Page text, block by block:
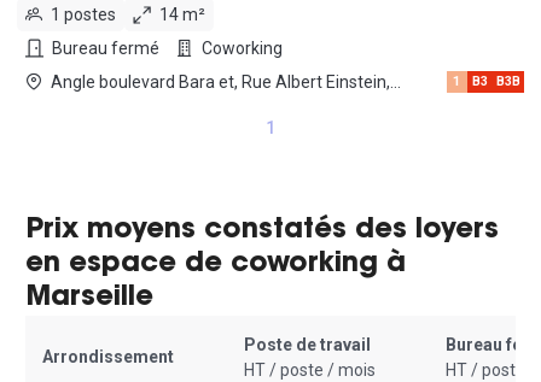
1 postes
14 m²
Bureau fermé
Coworking
Angle boulevard Bara et, Rue Albert Einstein,
1 B3 B3B
1
Prix moyens constatés des loyers
en espace de coworking à
Marseille
Arrondissement
Poste de travail
HT / poste / mois
Bureau
HT / poste /